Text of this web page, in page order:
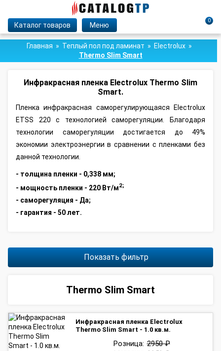
Каталог товаров Меню
0
Главная Теплый пол под ламинат
Electrolux
Thermo Slim Smart
Инфракрасная пленка Electrolux Thermo Slim
Smart.
Пленка инфракрасная саморегулирующаяся Electrolux
ETSS 220 с технологией саморегуляции. Благодаря
технологии саморегуляции достигается до 49%
экономии электроэнергии в сравнении с пленками без
данной технологии.
- толщина пленки - 0,338 мм;
- мощность пленки - 220 Вт/м2;
- саморегуляция - Да;
- гарантия - 50 лет.
Показать фильтр
Thermo Slim Smart
Инфракрасная пленка Electrolux
Thermo Slim Smart - 1.0 кв.м.
Розница: 2950 ₽